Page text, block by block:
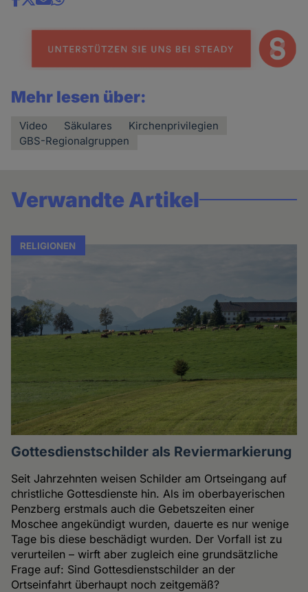
Share
news
Mehr lesen über:
Video Säkulares
Kirchenprivilegien
GBS-Regionalgruppen
Verwandte Artikel
RELIGIONEN
Gottesdienstschilder als Reviermarkierung
Seit Jahrzehnten weisen Schilder am Ortseingang auf
christliche Gottesdienste hin. Als im oberbayerischen
Penzberg erstmals auch die Gebetszeiten einer
Moschee angekündigt wurden, dauerte es nur wenige
Tage bis diese beschädigt wurden. Der Vorfall ist zu
verurteilen – wirft aber zugleich eine grundsätzliche
Frage auf: Sind Gottesdienstschilder an der
Ortseinfahrt überhaupt noch zeitgemäß?